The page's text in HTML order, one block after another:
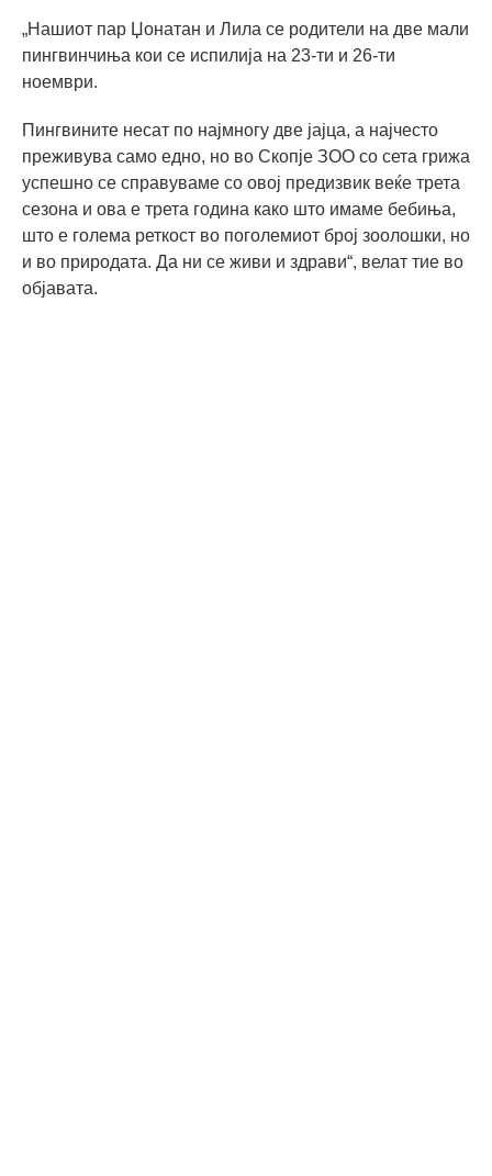
„Нашиот пар Џонатан и Лила се родители на две мали
пингвинчиња кои се испилија на 23-ти и 26-ти
ноември.
Пингвините несат по најмногу две јајца, а најчесто
преживува само едно, но во Скопје ЗОО со сета грижа
успешно се справуваме со овој предизвик веќе трета
сезона и ова е трета година како што имаме бебиња,
што е голема реткост во поголемиот број зоолошки, но
и во природата. Да ни се живи и здрави“, велат тие во
објавата.